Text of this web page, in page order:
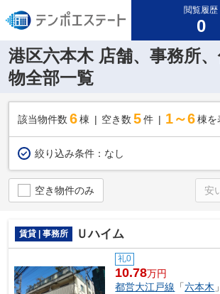
閲覧履歴
0
港区六本木 店舗、事務所
物全部一覧
該当物件数 6棟 空き数 5 件 1～6 棟を
絞り込み条件： なし
空き物件のみ
賃貸 | 事務所 Ｕハイム
礼0
10.78万円
都営大江戸線 「六本木